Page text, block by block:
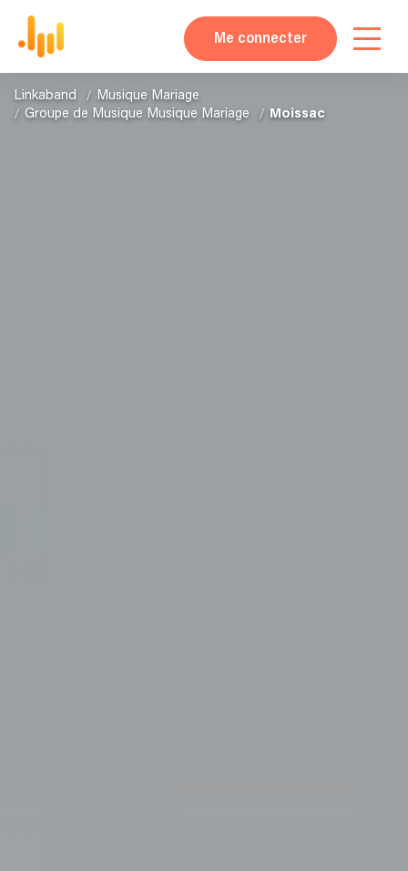
Me connecter
Linkaband
Musique Mariage
Groupe de Musique Musique Mariage
Moissac